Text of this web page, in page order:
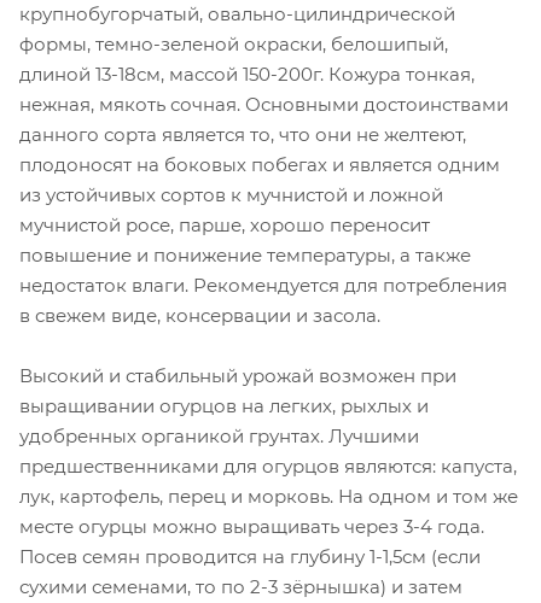
крупнобугорчатый, овально-цилиндрической
формы, темно-зеленой окраски, белошипый,
длиной 13-18см, массой 150-200г. Кожура тонкая,
нежная, мякоть сочная. Основными достоинствами
данного сорта является то, что они не желтеют,
плодоносят на боковых побегах и является одним
из устойчивых сортов к мучнистой и ложной
мучнистой росе, парше, хорошо переносит
повышение и понижение температуры, а также
недостаток влаги. Рекомендуется для потребления
в свежем виде, консервации и засола.
Высокий и стабильный урожай возможен при
выращивании огурцов на легких, рыхлых и
удобренных органикой грунтах. Лучшими
предшественниками для огурцов являются: капуста,
лук, картофель, перец и морковь. На одном и том же
месте огурцы можно выращивать через 3-4 года.
Посев семян проводится на глубину 1-1,5см (если
сухими семенами, то по 2-3 зёрнышка) и затем